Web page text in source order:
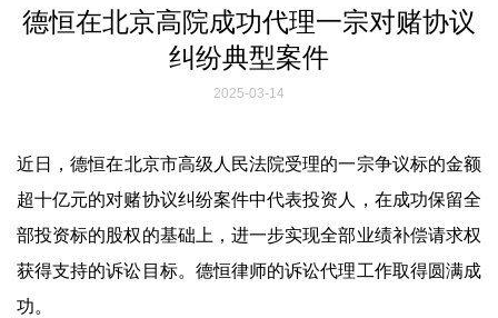
德恒在北京高院成功代理一宗对赌协议
纠纷典型案件
2025-03-14
‌‌近日，德恒在北京市高级人民法院受理的一宗争议标的金额
超十亿元的对赌协议纠纷案件中代表投资人，在成功保留全
部投资标的股权的基础上，进一步实现全部业绩补偿请求权
获得支持的诉讼目标。德恒律师的诉讼代理工作取得圆满成
功。